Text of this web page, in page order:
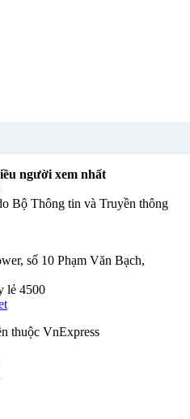
người xem nhất
Bộ Thông tin và Truyền thông
số 10 Phạm Văn Bạch,
lẻ 4500
thuộc VnExpress